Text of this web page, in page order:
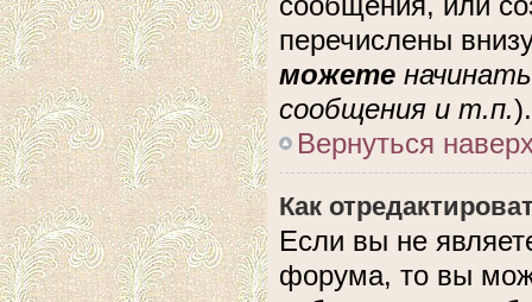
перечислены
можете
сообщения и т.п.).
Вернуться
Как
Если вы не
форума, то вы